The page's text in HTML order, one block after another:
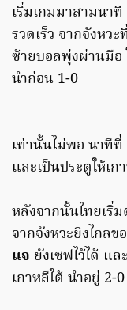
เริ่มเกมมาสามนา
รวดเร็ว จากจังหวะที่
ซ้ายบอลพุ่งผ่านมือ
นำก่อน 1-0
เท่านั้นไม่พอ นาที
และเป็นประตูให้เ
หลังจากนั้นไทยเริ่
จากจังหวะยิงไกลข
แจ ยังเซฟไว้ได้ แ
เกาหลีใต้ นำอยู่ 2-0